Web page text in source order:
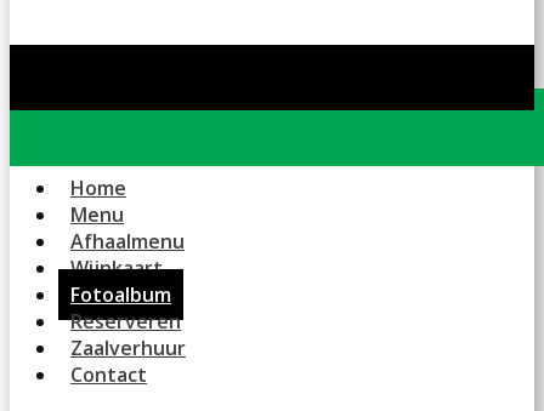
Home
Menu
Afhaalmenu
Wijnkaart
Fotoalbum
Reserveren
Zaalverhuur
Contact